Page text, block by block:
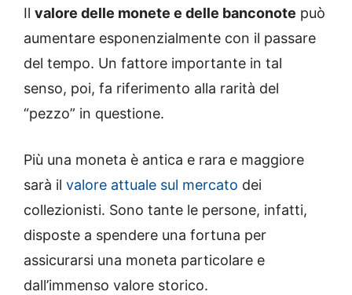
Il valore delle monete e delle banconote può
aumentare esponenzialmente con il passare
del tempo. Un fattore importante in tal
senso, poi, fa riferimento alla rarità del
“pezzo” in questione.
Più una moneta è antica e rara e maggiore
sarà il valore attuale sul mercato dei
collezionisti. Sono tante le persone, infatti,
disposte a spendere una fortuna per
assicurarsi una moneta particolare e
dall’immenso valore storico.